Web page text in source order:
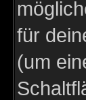
für
(um